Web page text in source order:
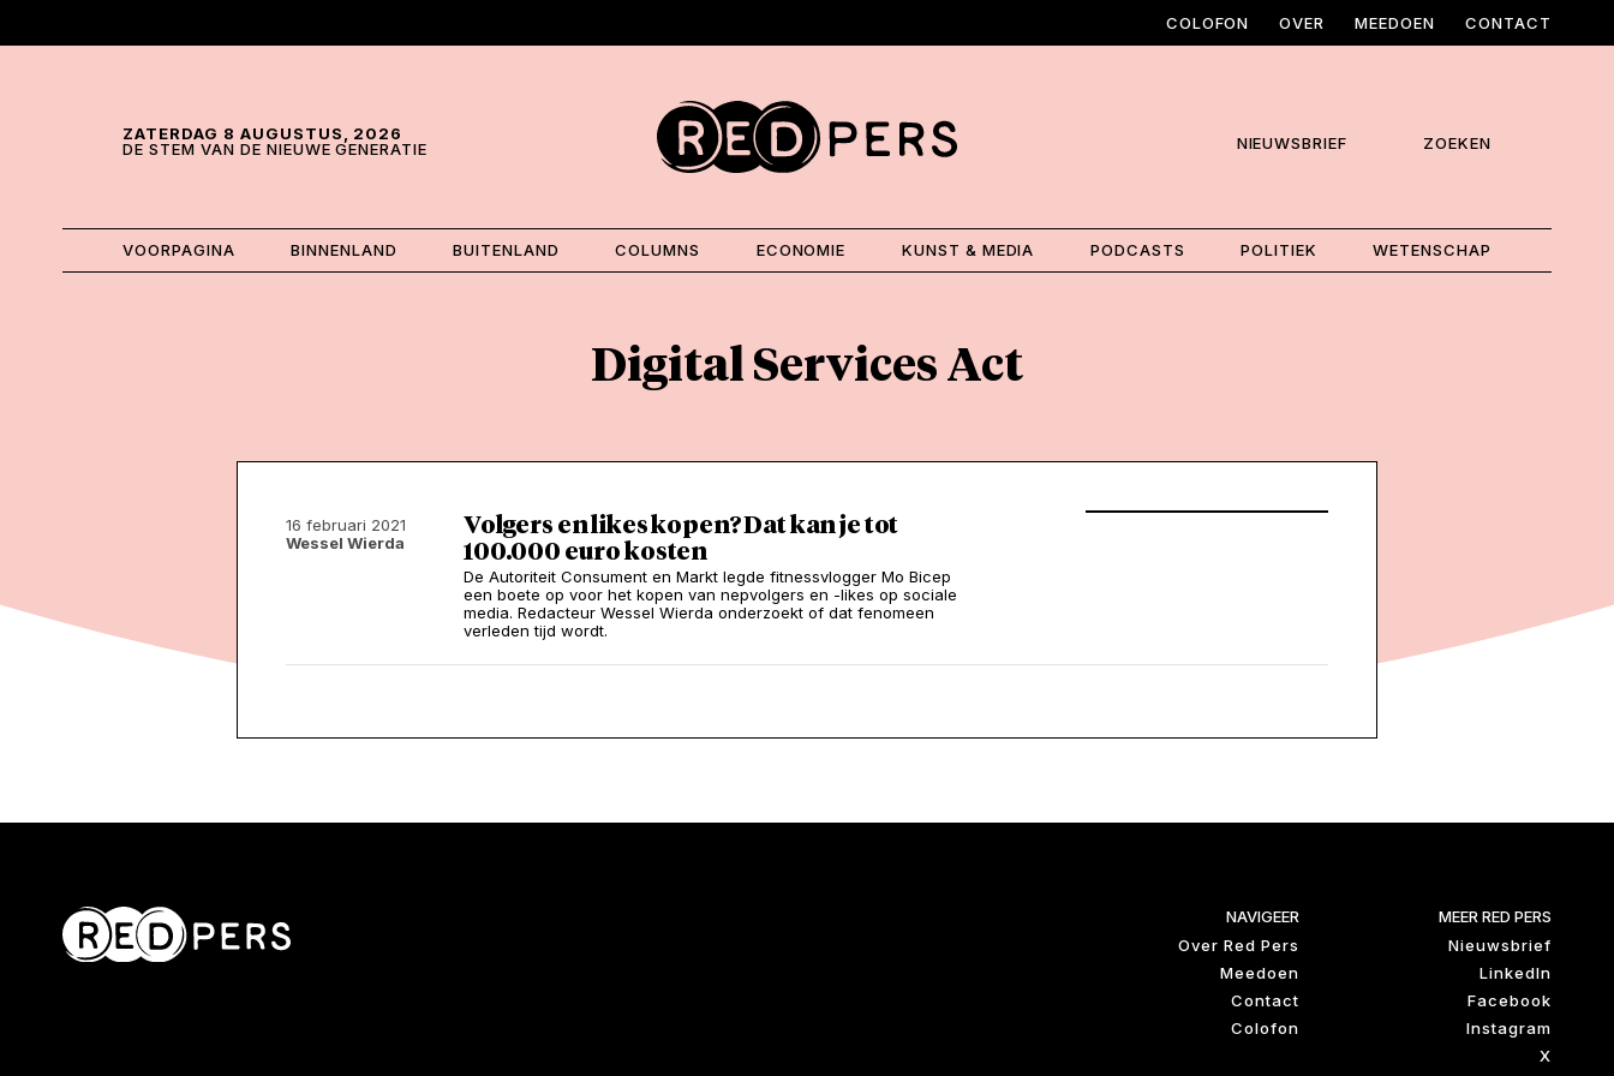
COLOFON OVER MEEDOEN CONTACT
ZATERDAG 8 AUGUSTUS, 2026
DE STEM VAN DE NIEUWE GENERATIE
NIEUWSBRIEF ZOEKEN
VOORPAGINA BINNENLAND BUITENLAND COLUMNS ECONOMIE KUNST & MEDIA PODCASTS POLITIEK WETENSCHAP
Digital Services Act
16 februari 2021
Wessel Wierda
Volgers en likes kopen? Dat kan je tot
100.000 euro kosten
De Autoriteit Consument en Markt legde fitnessvlogger Mo Bicep
een boete op voor het kopen van nepvolgers en -likes op sociale
media. Redacteur Wessel Wierda onderzoekt of dat fenomeen
verleden tijd wordt.
NAVIGEER
Over Red Pers
Meedoen
Contact
Colofon
MEER RED PERS
Nieuwsbrief
LinkedIn
Facebook
Instagram
X